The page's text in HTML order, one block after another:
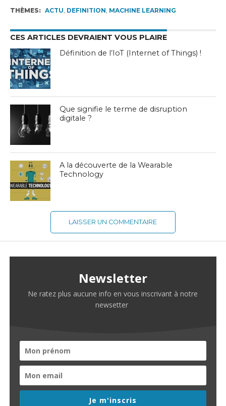
THÈMES: ACTU, DEFINITION, MACHINE LEARNING
CES ARTICLES DEVRAIENT VOUS PLAIRE
Définition de l’IoT (Internet of Things) !
Que signifie le terme de disruption
digitale ?
A la découverte de la Wearable
Technology
LAISSER UN COMMENTAIRE
Newsletter
Ne ratez plus aucune info en vous inscrivant à notre
newsetter
Je m'inscris